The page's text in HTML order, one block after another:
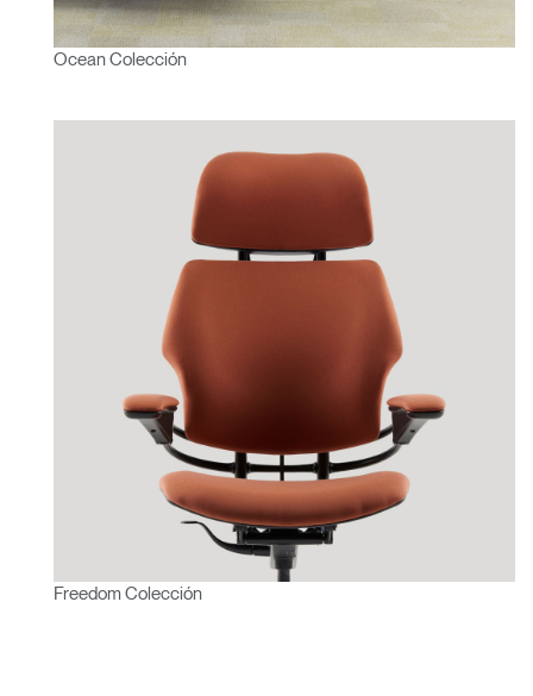
Ocean Colección
Freedom Colección